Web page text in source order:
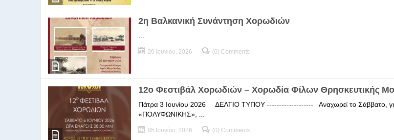
2η Βαλκανική Συνάντηση Χορωδιών
20 Ιουνίου, 2026 (0) Comments
12ο Φεστιβάλ Χορωδιών – Χορωδία Φίλων Θρησκευτικής
Πάτρα 3 Ιουνίου 2026 ΔΕΛΤΙΟ ΤΥΠΟΥ ------------------- Αναχωρεί το Σάββατο,
«ΠΟΛΥΦΩΝΙΚΗΣ», ...
05 Ιουνίου, 2026 (0) Comments